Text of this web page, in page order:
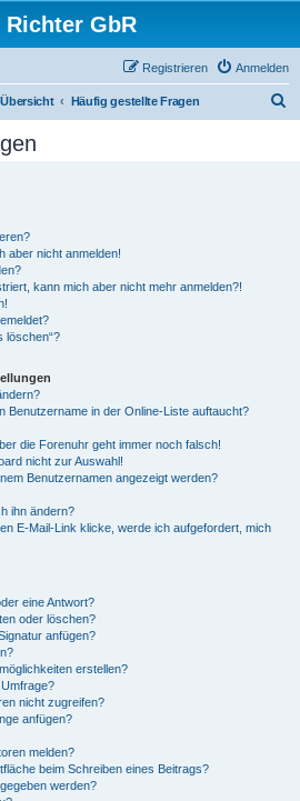
Richter GbR
Anmelden
Registrieren
Häufig gestellte Fragen
aber nicht anmelden!
kann mich aber nicht mehr anmelden?!
löschen“?
Benutzername in der Online-Liste auftaucht?
die Forenuhr geht immer noch falsch!
nicht zur Auswahl!
Benutzernamen angezeigt werden?
ihn ändern?
E-Mail-Link klicke, werde ich aufgefordert, mich
eine Antwort?
oder löschen?
anfügen?
erstellen?
nicht zugreifen?
anfügen?
melden?
beim Schreiben eines Beitrags?
werden?